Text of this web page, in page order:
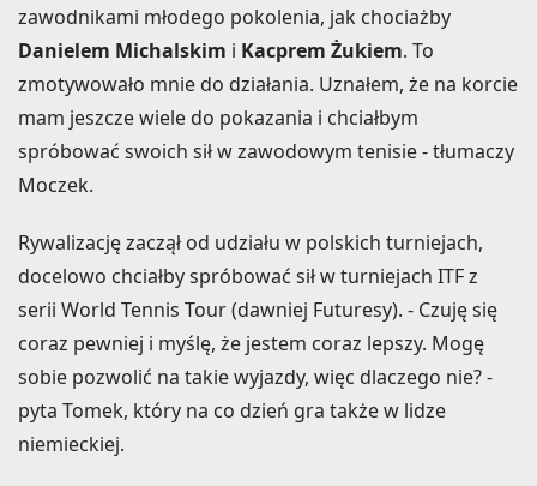
zawodnikami młodego pokolenia, jak chociażby
Danielem Michalskim i Kacprem Żukiem. To
zmotywowało mnie do działania. Uznałem, że na korcie
mam jeszcze wiele do pokazania i chciałbym
spróbować swoich sił w zawodowym tenisie - tłumaczy
Moczek.
Rywalizację zaczął od udziału w polskich turniejach,
docelowo chciałby spróbować sił w turniejach ITF z
serii World Tennis Tour (dawniej Futuresy). - Czuję się
coraz pewniej i myślę, że jestem coraz lepszy. Mogę
sobie pozwolić na takie wyjazdy, więc dlaczego nie? -
pyta Tomek, który na co dzień gra także w lidze
niemieckiej.